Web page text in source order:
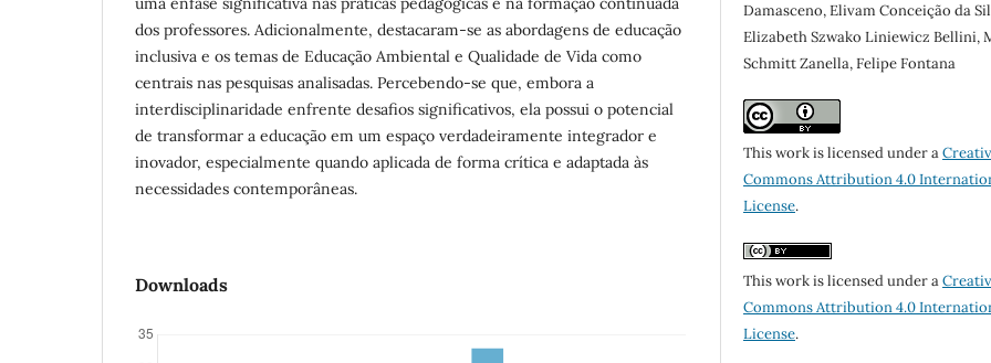
dos professores. Adicionalmente, destacaram-se as abordagens de educação
inclusiva e os temas de Educação Ambiental e Qualidade de Vida como
centrais nas pesquisas analisadas. Percebendo-se que, embora a
interdisciplinaridade enfrente desafios significativos, ela possui o potencial
de transformar a educação em um espaço verdadeiramente integrador e
inovador, especialmente quando aplicada de forma crítica e adaptada às
necessidades contemporâneas.
Downloads
Damasceno, Elivam Conceição da
Elizabeth Szwako Liniewicz Bellini,
Schmitt Zanella, Felipe Fontana
This work is licensed under a
Commons Attribution 4.0
License.
This work is licensed under a
Commons Attribution 4.0
License.